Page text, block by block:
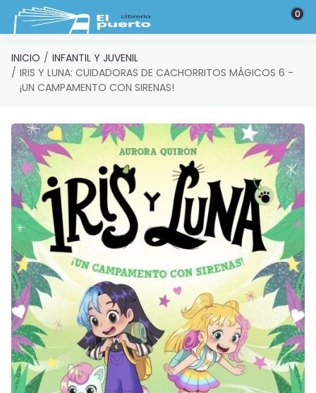
Saltar al contenido principal 0
INICIO
INFANTIL Y JUVENIL
IRIS Y LUNA: CUIDADORAS DE CACHORRITOS MÁGICOS 6 -
¡UN CAMPAMENTO CON SIRENAS!